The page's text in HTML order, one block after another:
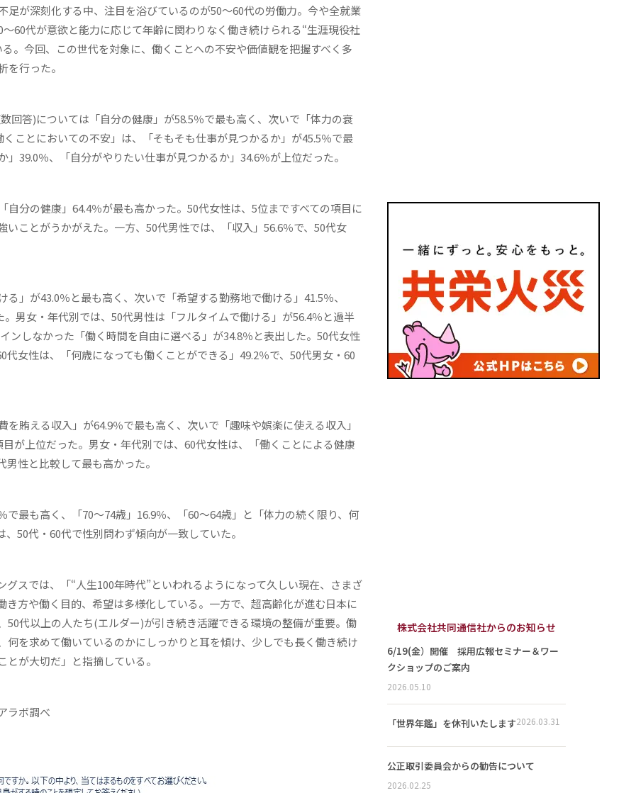
が深刻化する中、注目を浴びているのが50～60代の労働力。今や全就業
60代が意欲と能力に応じて年齢に関わりなく働き続けられる“生涯現役社
。今回、この世代を対象に、働くことへの不安や価値観を把握すべく多
行った。
回答)については「自分の健康」が58.5％で最も高く、次いで「体力の衰
ことにおいての不安」は、「そもそも仕事が見つかるか」が45.5％で最
39.0％、「自分がやりたい仕事が見つかるか」34.6％が上位だった。
分の健康」64.4％が最も高かった。50代女性は、5位まですべての項目に
ことがうかがえた。一方、50代男性では、「収入」56.6％で、50代女
」が43.0％と最も高く、次いで「希望する勤務地で働ける」41.5％、
。男女・年代別では、50代男性は「フルタイムで働ける」が56.4％と過半
ンしなかった「働く時間を自由に選べる」が34.8％と表出した。50代女性
女性は、「何歳になっても働くことができる」49.2％で、50代男女・60
賄える収入」が64.9％で最も高く、次いで「趣味や娯楽に使える収入」
が上位だった。男女・年代別では、60代女性は、「働くことによる健康
性と比較して最も高かった。
最も高く、「70～74歳」16.9％、「60～64歳」と「体力の続く限り、何
50代・60代で性別問わず傾向が一致していた。
スでは、「“人生100年時代”といわれるようになって久しい現在、さまざ
方や働く目的、希望は多様化している。一方で、超高齢化が進む日本に
50代以上の人たち(エルダー)が引き続き活躍できる環境の整備が重要。働
何を求めて働いているのかにしっかりと耳を傾け、少しでも長く働き続け
が大切だ」と指摘している。
ラボ調べ
株式会社共同通信社からのお知らせ
6/19(金）開催 採用広報セミナー＆ワー
クショップのご案内
2026.05.10
「世界年鑑」を休刊いたします2026.03.31
公正取引委員会からの勧告について
2026.02.25